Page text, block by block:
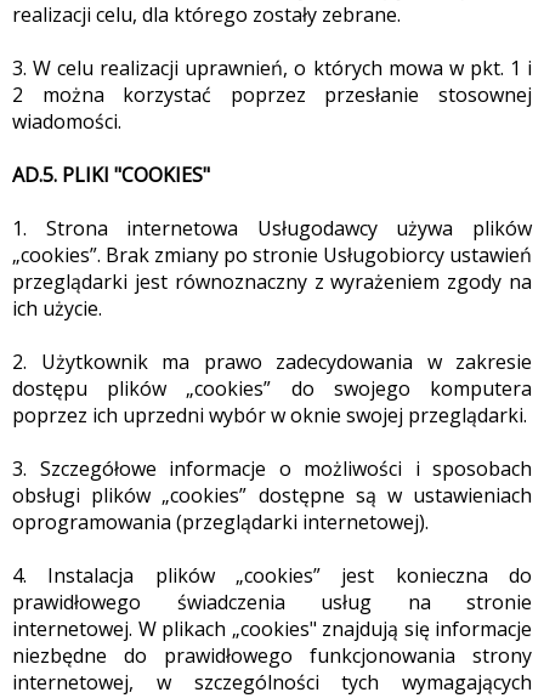
realizacji celu, dla którego zostały zebrane.
3. W celu realizacji uprawnień, o których mowa w pkt. 1 i
2 można korzystać poprzez przesłanie stosownej
wiadomości.
AD.5. PLIKI "COOKIES"
1. Strona internetowa Usługodawcy używa plików
„cookies”. Brak zmiany po stronie Usługobiorcy ustawień
przeglądarki jest równoznaczny z wyrażeniem zgody na
ich użycie.
2. Użytkownik ma prawo zadecydowania w zakresie
dostępu plików „cookies” do swojego komputera
poprzez ich uprzedni wybór w oknie swojej przeglądarki.
3. Szczegółowe informacje o możliwości i sposobach
obsługi plików „cookies” dostępne są w ustawieniach
oprogramowania (przeglądarki internetowej).
4. Instalacja plików „cookies” jest konieczna do
prawidłowego świadczenia usług na stronie
internetowej. W plikach „cookies" znajdują się informacje
niezbędne do prawidłowego funkcjonowania strony
internetowej, w szczególności tych wymagających